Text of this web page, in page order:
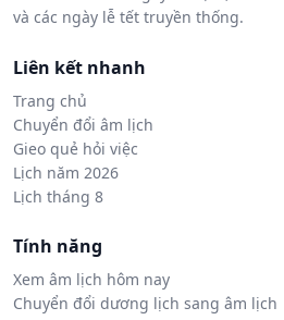
và các ngày lễ tết truyền thống.
Liên kết nhanh
Trang chủ
Chuyển đổi âm lịch
Gieo quẻ hỏi việc
Lịch năm 2026
Lịch tháng 8
Tính năng
Xem âm lịch hôm nay
Chuyển đổi dương lịch sang âm lịch